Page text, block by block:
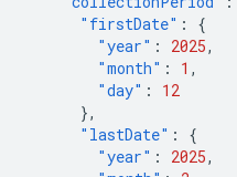
"firstDate" :
{
"year" : 2025,
"month" : 1 ,
"day" :
12
},
"lastDate" :
{
"year" : 2025,